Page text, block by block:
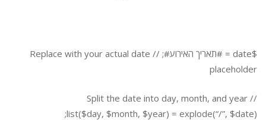
$date = #תאריך האירוע#; // Replace with your actual date
placeholder
// Split the date into day, month, and year
list($day, $month, $year) = explode(“/”, $date);